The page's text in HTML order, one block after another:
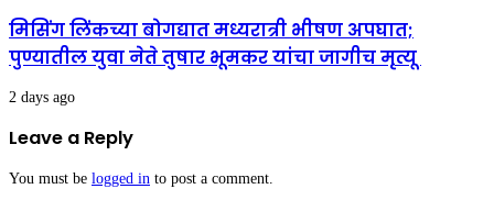
मिसिंग लिंकच्या बोगद्यात मध्यरात्री भीषण अपघात;
पुण्यातील युवा नेते तुषार भूमकर यांचा जागीच मृत्यू
2 days ago
Leave a Reply
You must be logged in to post a comment.